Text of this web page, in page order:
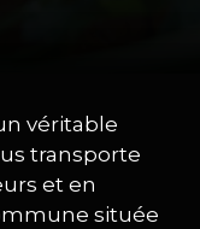
véritable
transporte
et en
située